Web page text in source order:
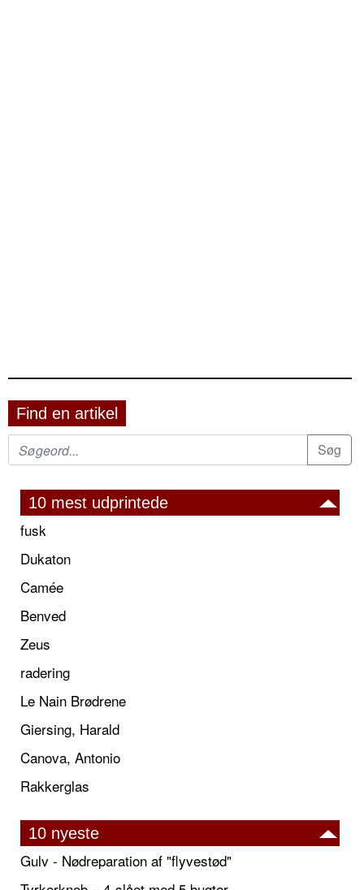
Find en artikel
10 mest udprintede
fusk
Dukaton
Camée
Benved
Zeus
radering
Le Nain Brødrene
Giersing, Harald
Canova, Antonio
Rakkerglas
10 nyeste
Gulv - Nødreparation af "flyvestød"